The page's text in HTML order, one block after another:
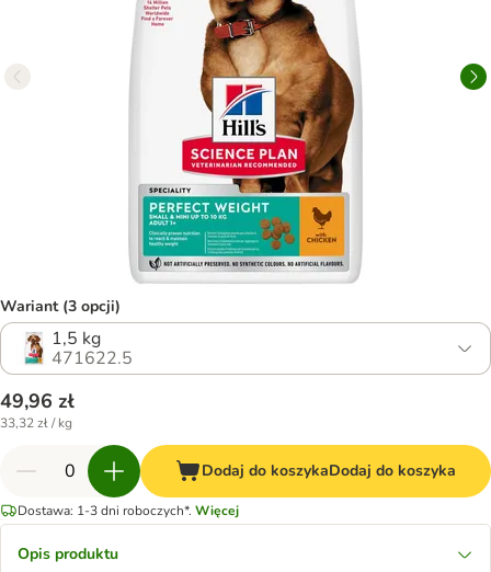
Wariant (3 opcji)
1,5 kg
471622.5
49,96 zł
33,32 zł / kg
Dodaj do koszykaDodaj do koszyka
Dostawa: 1-3 dni roboczych*. Więcej
Opis produktu